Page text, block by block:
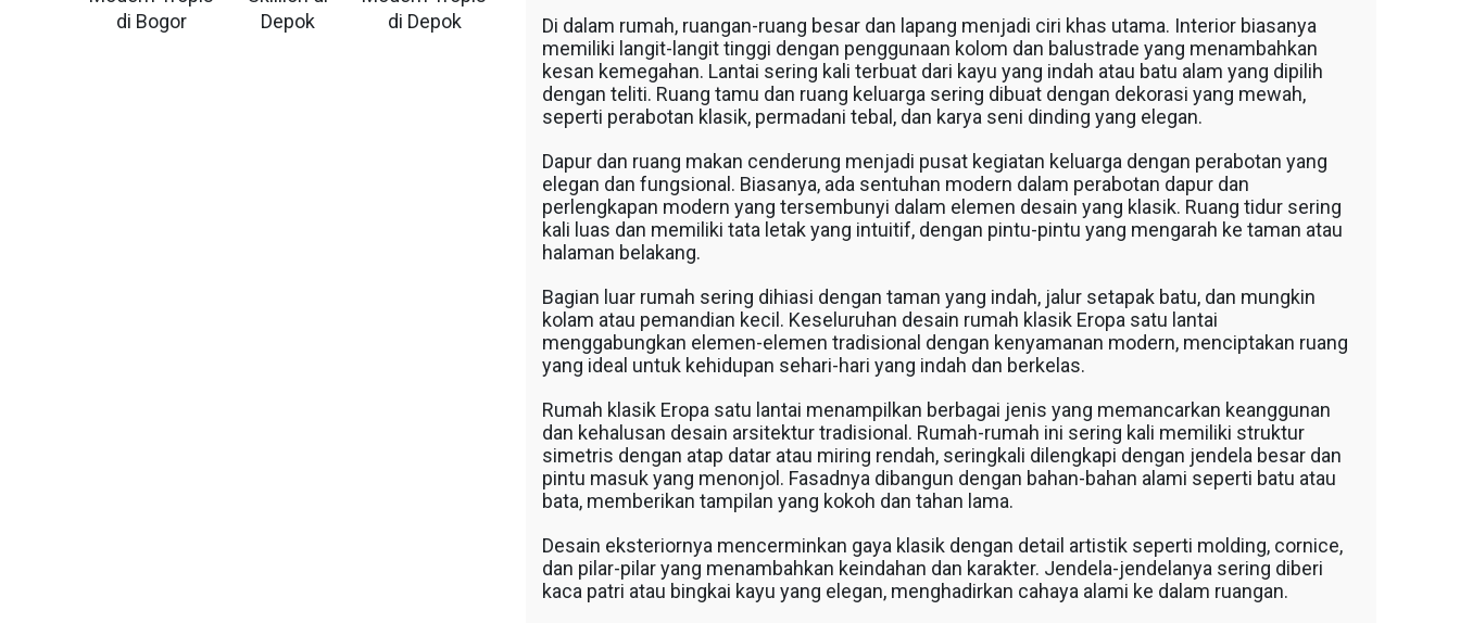
di Bogor
Depok
di Depok
Di dalam rumah, ruangan-ruang besar dan lapang menjadi ciri khas utama. Interior biasanya
memiliki langit-langit tinggi dengan penggunaan kolom dan balustrade yang menambahkan
kesan kemegahan. Lantai sering kali terbuat dari kayu yang indah atau batu alam yang dipilih
dengan teliti. Ruang tamu dan ruang keluarga sering dibuat dengan dekorasi yang mewah,
seperti perabotan klasik, permadani tebal, dan karya seni dinding yang elegan.
Dapur dan ruang makan cenderung menjadi pusat kegiatan keluarga dengan perabotan yang
elegan dan fungsional. Biasanya, ada sentuhan modern dalam perabotan dapur dan
perlengkapan modern yang tersembunyi dalam elemen desain yang klasik. Ruang tidur sering
kali luas dan memiliki tata letak yang intuitif, dengan pintu-pintu yang mengarah ke taman atau
halaman belakang.
Bagian luar rumah sering dihiasi dengan taman yang indah, jalur setapak batu, dan mungkin
kolam atau pemandian kecil. Keseluruhan desain rumah klasik Eropa satu lantai
menggabungkan elemen-elemen tradisional dengan kenyamanan modern, menciptakan ruang
yang ideal untuk kehidupan sehari-hari yang indah dan berkelas.
Rumah klasik Eropa satu lantai menampilkan berbagai jenis yang memancarkan keanggunan
dan kehalusan desain arsitektur tradisional. Rumah-rumah ini sering kali memiliki struktur
simetris dengan atap datar atau miring rendah, seringkali dilengkapi dengan jendela besar dan
pintu masuk yang menonjol. Fasadnya dibangun dengan bahan-bahan alami seperti batu atau
bata, memberikan tampilan yang kokoh dan tahan lama.
Desain eksteriornya mencerminkan gaya klasik dengan detail artistik seperti molding, cornice,
dan pilar-pilar yang menambahkan keindahan dan karakter. Jendela-jendelanya sering diberi
kaca patri atau bingkai kayu yang elegan, menghadirkan cahaya alami ke dalam ruangan.